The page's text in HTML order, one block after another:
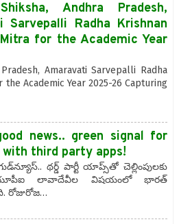
Andhra Pradesh,
Sarvepalli Radha Krishnan
for the Academic Year
Amaravati Sarvepalli Radha
Academic Year 2025-26 Capturing
news.. green signal for
third party apps!
థర్డ్‌ పార్టీ యాప్స్‌తో చెల్లింపులకు
లావాదేవీల విషయంలో భారత్‌
రోజురోజ…